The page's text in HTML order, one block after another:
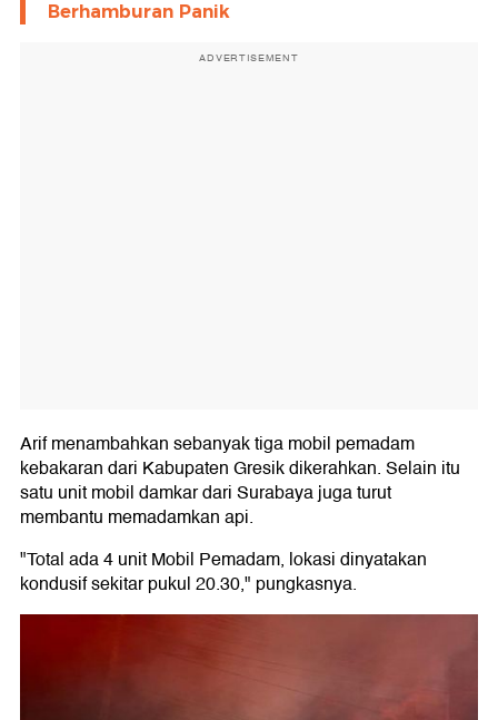
Berhamburan Panik
ADVERTISEMENT
Arif menambahkan sebanyak tiga mobil pemadam
kebakaran dari Kabupaten Gresik dikerahkan. Selain itu
satu unit mobil damkar dari Surabaya juga turut
membantu memadamkan api.
"Total ada 4 unit Mobil Pemadam, lokasi dinyatakan
kondusif sekitar pukul 20.30," pungkasnya.